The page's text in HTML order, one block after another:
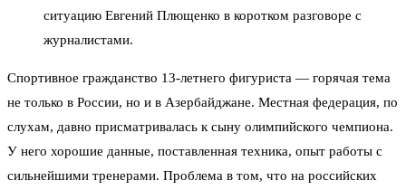
ситуацию Евгений Плющенко в коротком разговоре с
журналистами.
Спортивное гражданство 13‑летнего фигуриста — горячая тема
не только в России, но и в Азербайджане. Местная федерация, по
слухам, давно присматривалась к сыну олимпийского чемпиона.
У него хорошие данные, поставленная техника, опыт работы с
сильнейшими тренерами. Проблема в том, что на российских